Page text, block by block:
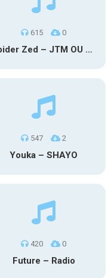
615 0
Spider Zed – JTM OU TG
547 2
Youka – SHAYO
420 0
Future – Radio